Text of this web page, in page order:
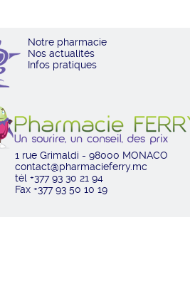
Notre pharmacie
Nos actualités
Infos pratiques
1 rue Grimaldi - 98000 MONACO
contact@pharmacieferry.mc
tél +377 93 30 21 94
Fax +377 93 50 10 19